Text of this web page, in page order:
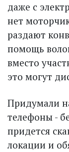
даже с
нет
раздают
помощь
вместо
это могут
Придумали
телефоны -
придется
локации и